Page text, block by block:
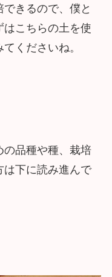
きるので、僕と
はこちらの土を使
くださいね。
の品種や種、栽培
は下に読み進んで